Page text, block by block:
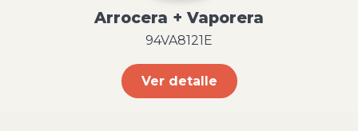
Arrocera + Vaporera
94VA8121E
Ver detalle